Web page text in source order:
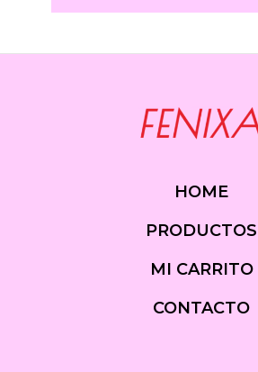
HOME
PRODUCTOS
MI CARRITO
CONTACTO